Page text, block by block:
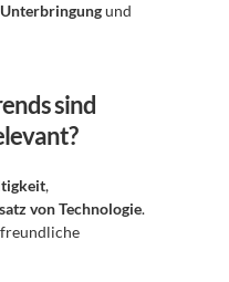
und
sind
von Technologie.